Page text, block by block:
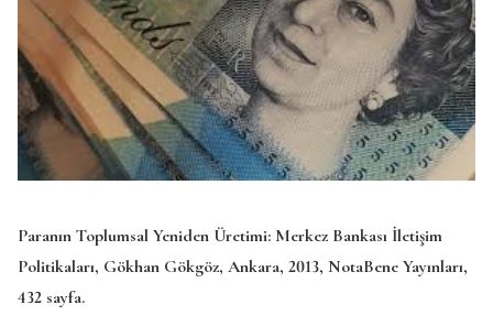
Paranın Toplumsal Yeniden Üretimi: Merkez Bankası İletişim
Politikaları, Gökhan Gökgöz, Ankara, 2013, NotaBene Yayınları,
432 sayfa.